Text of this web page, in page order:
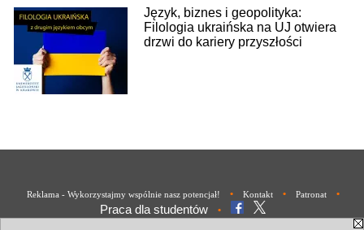
Język, biznes i geopolityka:
Filologia ukraińska na UJ otwiera
drzwi do kariery przyszłości
Reklama - Wykorzystajmy wspólnie nasz potencjał! • Kontakt • Patronat •
Praca dla studentów •